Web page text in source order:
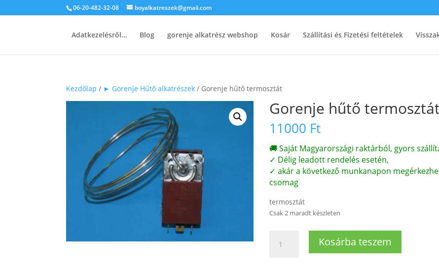
06-20-482-32-08 boyalkatreszek@gmail.com
Adatkezelésről… Blog gorenje alkatrész webshop Kosár Szállítási és Fizetési feltételek
Kezdőlap / ► Gorenje Hűtő alkatrészek / Gorenje hűtő termosztát
Gorenje hűtő termosztát
11000 Ft
🚚 Saját Magyarországi raktárból, gyors
✓ Délig leadott rendelés esetén,
✓ akár a következő munkanapon
csomag
termosztát
Csak 2 maradt készleten
hűtő
Kosárba teszem